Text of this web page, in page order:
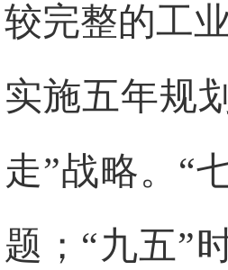
较完整的工
实施五年规
走”战略。“
题；“九五”